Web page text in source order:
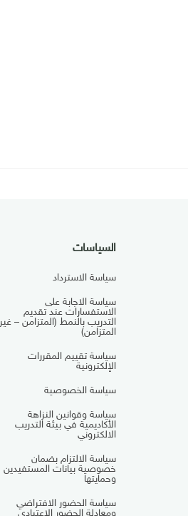
السياسات
سياسة الاسترداد
سياسة الاجابة على
الاستفسارات عند تقديم
التدريب بالنمط (المتزامن – غير
المتزامن)
سياسة تقييم المقررات
الإلكترونية
سياسة الخصوصية
سياسة وقوانين النزاهة
الأكاديمية في بيئة التدريب
الالكتروني
سياسة الالتزام بضمان
خصوصية بيانات المستفيدين
وحمايتها
سياسة الحضور الافتراضي
ومعادلة الحضور الاعتيادي